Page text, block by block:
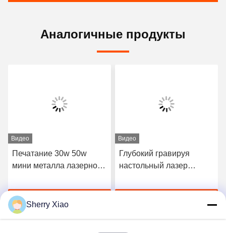
Аналогичные продукты
Видео
Печатание 30w 50w
мини металла лазерного
украшений стальное
отмечатьЛучшая цена
Видео
Глубокий гравируя
настольный лазер
гравировального станка
Sherry Xiao